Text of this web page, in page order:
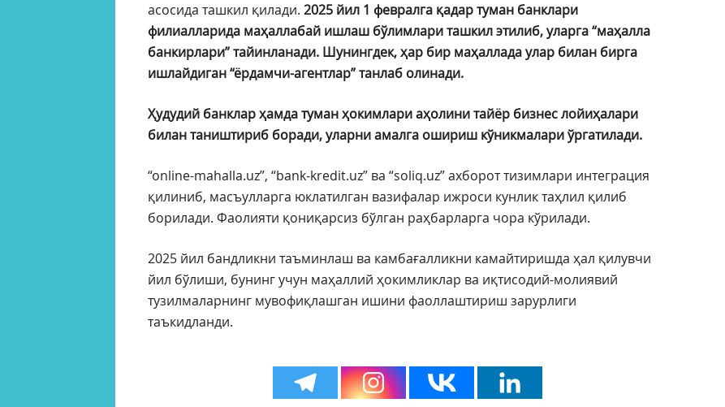
асосида ташкил қилади. 2025 йил 1 февралга қадар туман банклари
филиалларида маҳаллабай ишлаш бўлимлари ташкил этилиб, уларга “маҳалла
банкирлари” тайинланади. Шунингдек, ҳар бир маҳаллада улар билан бирга
ишлайдиган “ёрдамчи-агентлар” танлаб олинади.
Ҳудудий банклар ҳамда туман ҳокимлари аҳолини тайёр бизнес лойиҳалари
билан таништириб боради, уларни амалга ошириш кўникмалари ўргатилади.
“online-mahalla.uz”, “bank-kredit.uz” ва “soliq.uz” ахборот тизимлари интеграция
қилиниб, масъулларга юклатилган вазифалар ижроси кунлик таҳлил қилиб
борилади. Фаолияти қониқарсиз бўлган раҳбарларга чора кўрилади.
2025 йил бандликни таъминлаш ва камбағалликни камайтиришда ҳал қилувчи
йил бўлиши, бунинг учун маҳаллий ҳокимликлар ва иқтисодий-молиявий
тузилмаларнинг мувофиқлашган ишини фаоллаштириш зарурлиги
таъкидланди.